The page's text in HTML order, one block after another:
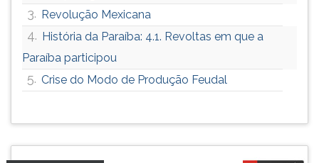
3. Revolução Mexicana
4. História da Paraíba: 4.1. Revoltas em que a
Paraíba participou
5. Crise do Modo de Produção Feudal